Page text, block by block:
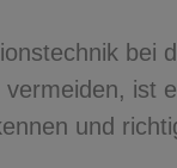
bei
ist
und